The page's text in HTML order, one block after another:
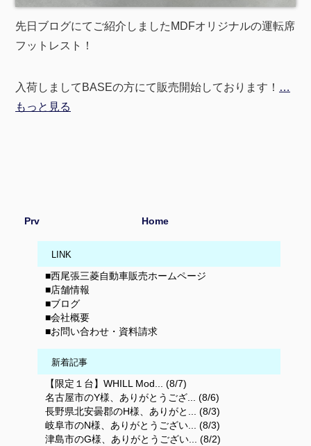
先日ブログにてご紹介しましたMDFオリジナルの運転席
フットレスト！
入荷しましてBASEの方にて販売開始しております！ …
もっと見る
Prv Home
LINK
■西尾張三菱自動車販売ホームページ
■店舗情報
■ブログ
■会社概要
■お問い合わせ・資料請求
新着記事
【限定１台】WHILL Mod... (8/7)
名古屋市のY様、ありがとうござ... (8/6)
長野県北安曇郡のH様、ありがと... (8/3)
岐阜市のN様、ありがとうござい... (8/3)
津島市のG様、ありがとうござい... (8/2)